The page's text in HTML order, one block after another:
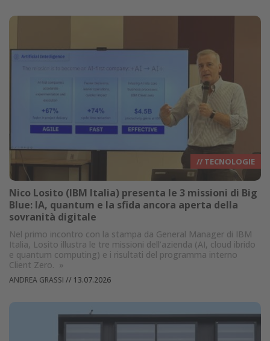
// TECNOLOGIE
Nico Losito (IBM Italia) presenta le 3 missioni di Big
Blue: IA, quantum e la sfida ancora aperta della
sovranità digitale
Nel primo incontro con la stampa da General Manager di IBM
Italia, Losito illustra le tre missioni dell’azienda (AI, cloud ibrido
e quantum computing) e i risultati del programma interno
Client Zero. »
ANDREA GRASSI // 13.07.2026